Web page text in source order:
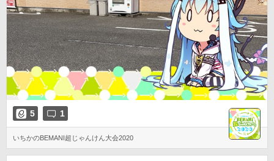
5 1
いちかのBEMANI超じゃんけん大会2020